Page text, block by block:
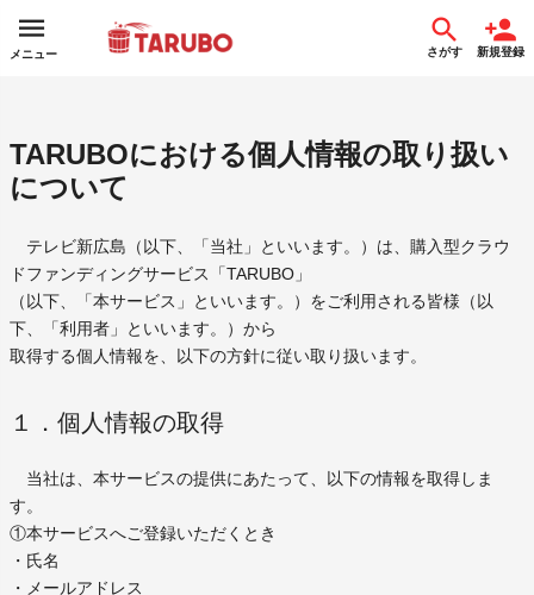
メニュー さがす 新規登録
TARUBOにおける個人情報の取り扱い
について
テレビ新広島（以下、「当社」といいます。）は、購入型クラウ
ドファンディングサービス「TARUBO」
（以下、「本サービス」といいます。）をご利用される皆様（以
下、「利用者」といいます。）から
取得する個人情報を、以下の方針に従い取り扱います。
１．個人情報の取得
当社は、本サービスの提供にあたって、以下の情報を取得しま
す。
①本サービスへご登録いただくとき
・氏名
・メールアドレス